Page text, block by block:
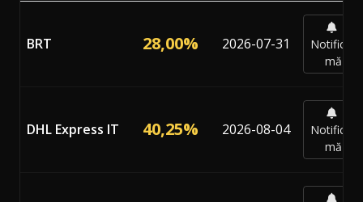
Procentele actuale ale Factorului de Ajustare a
BRT 28,00% 2026-07-31
Notifică-
mă
DHL Express IT 40,25% 2026-08-04
Notifică-
mă